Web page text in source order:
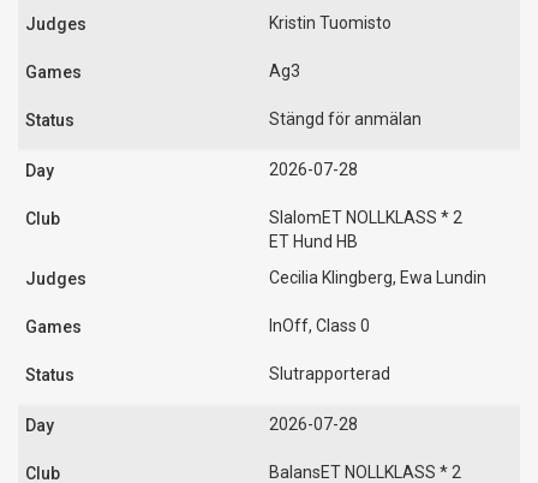
Kristin Tuomisto
Ag3
Stängd för anmälan
2026-07-28
SlalomET NOLLKLASS * 2
ET Hund HB
Cecilia Klingberg, Ewa Lundin
InOff, Class 0
Slutrapporterad
2026-07-28
BalansET NOLLKLASS * 2